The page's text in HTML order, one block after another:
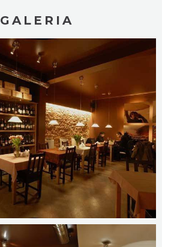
GALERIA